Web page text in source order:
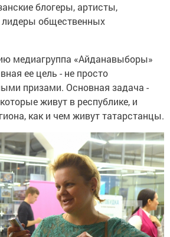
блогеры, артисты,
лидеры общественных
медиагруппа «Айданавыборы»
ее цель - не просто
призами. Основная задача -
живут в республике, и
как и чем живут татарстанцы.